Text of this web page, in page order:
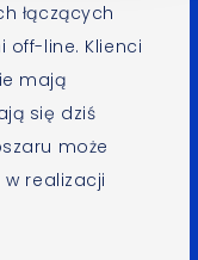
łączących
off-line. Klienci
mają
się dziś
może
realizacji